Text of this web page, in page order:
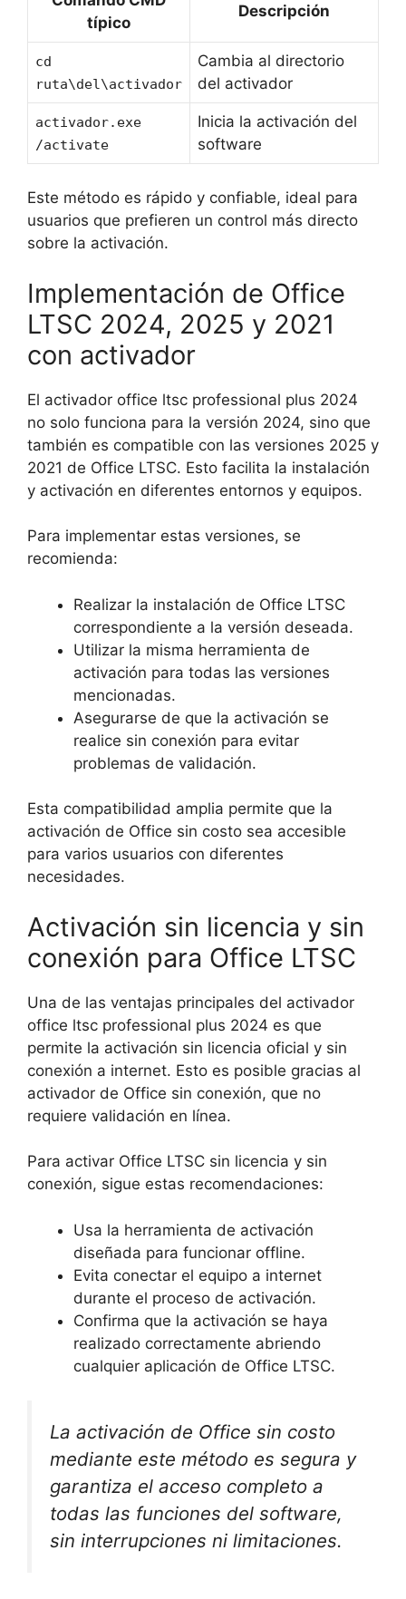
típico
Descripción
cd
ruta\del\activador
Cambia al directorio
del activador
activador.exe
/activate
Inicia la activación del
software
Este método es rápido y confiable, ideal para
usuarios que prefieren un control más directo
sobre la activación.
Implementación de Office
LTSC 2024, 2025 y 2021
con activador
El activador office ltsc professional plus 2024
no solo funciona para la versión 2024, sino que
también es compatible con las versiones 2025 y
2021 de Office LTSC. Esto facilita la instalación
y activación en diferentes entornos y equipos.
Para implementar estas versiones, se
recomienda:
Realizar la instalación de Office LTSC
correspondiente a la versión deseada.
Utilizar la misma herramienta de
activación para todas las versiones
mencionadas.
Asegurarse de que la activación se
realice sin conexión para evitar
problemas de validación.
Esta compatibilidad amplia permite que la
activación de Office sin costo sea accesible
para varios usuarios con diferentes
necesidades.
Activación sin licencia y sin
conexión para Office LTSC
Una de las ventajas principales del activador
office ltsc professional plus 2024 es que
permite la activación sin licencia oficial y sin
conexión a internet. Esto es posible gracias al
activador de Office sin conexión, que no
requiere validación en línea.
Para activar Office LTSC sin licencia y sin
conexión, sigue estas recomendaciones:
Usa la herramienta de activación
diseñada para funcionar offline.
Evita conectar el equipo a internet
durante el proceso de activación.
Confirma que la activación se haya
realizado correctamente abriendo
cualquier aplicación de Office LTSC.
La activación de Office sin costo
mediante este método es segura y
garantiza el acceso completo a
todas las funciones del software,
sin interrupciones ni limitaciones.